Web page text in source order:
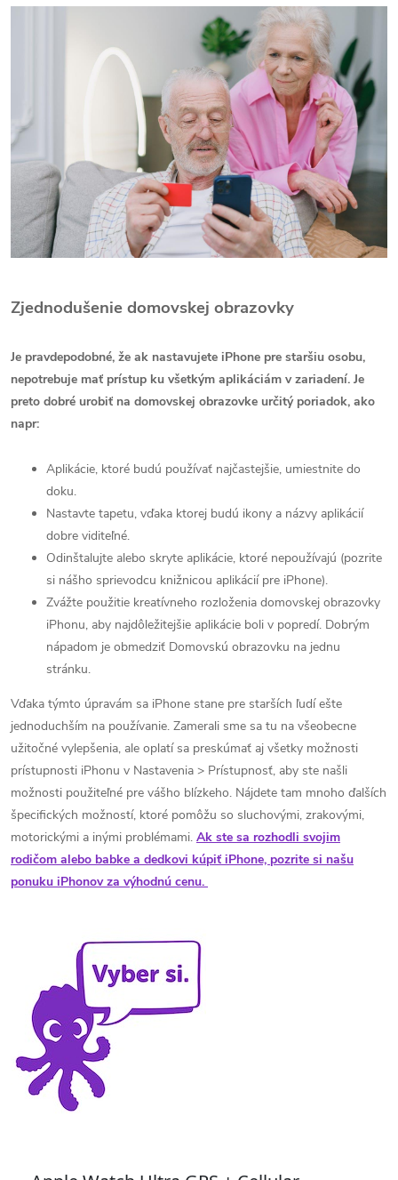
Zjednodušenie domovskej obrazovky
Je pravdepodobné, že ak nastavujete iPhone pre staršiu osobu,
nepotrebuje mať prístup ku všetkým aplikáciám v zariadení. Je
preto dobré urobiť na domovskej obrazovke určitý poriadok, ako
napr:
Aplikácie, ktoré budú používať najčastejšie, umiestnite do
doku.
Nastavte tapetu, vďaka ktorej budú ikony a názvy aplikácií
dobre viditeľné.
Odinštalujte alebo skryte aplikácie, ktoré nepoužívajú (pozrite
si nášho sprievodcu knižnicou aplikácií pre iPhone).
Zvážte použitie kreatívneho rozloženia domovskej obrazovky
iPhonu, aby najdôležitejšie aplikácie boli v popredí. Dobrým
nápadom je obmedziť Domovskú obrazovku na jednu
stránku.
Vďaka týmto úpravám sa iPhone stane pre starších ľudí ešte
jednoduchším na používanie. Zamerali sme sa tu na všeobecne
užitočné vylepšenia, ale oplatí sa preskúmať aj všetky možnosti
prístupnosti iPhonu v Nastavenia > Prístupnosť, aby ste našli
možnosti použiteľné pre vášho blízkeho. Nájdete tam mnoho ďalších
špecifických možností, ktoré pomôžu so sluchovými, zrakovými,
motorickými a inými problémami. Ak ste sa rozhodli svojim
rodičom alebo babke a dedkovi kúpiť iPhone, pozrite si našu
ponuku iPhonov za výhodnú cenu.